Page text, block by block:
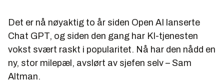
Det er nå nøyaktig to år siden Open AI lanserte
Chat GPT, og siden den gang har KI-tjenesten
vokst svært raskt i popularitet. Nå har den nådd en
ny, stor milepæl, avslørt av sjefen selv – Sam
Altman.